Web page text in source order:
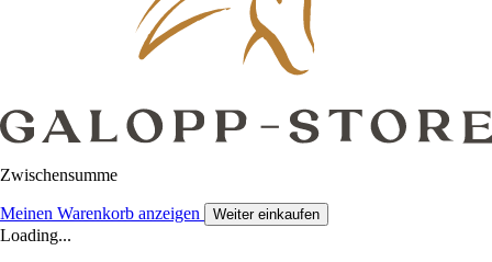
Zwischensumme
Meinen Warenkorb anzeigen Weiter einkaufen
Loading...